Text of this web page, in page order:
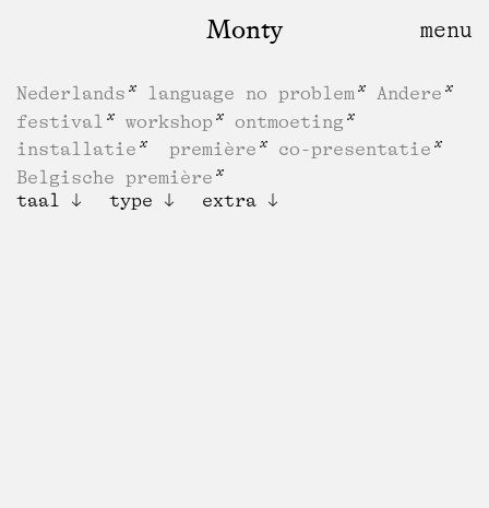
Monty
Nederlands language no problem
Andere
festival
workshop
ontmoeting
installatie
première
co-presentatie
Belgische première
taal
type extra